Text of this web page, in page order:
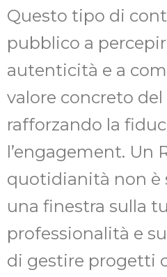
Questo tipo di
pubblico a
autenticità e a
valore concreto
rafforzando la
l’engagement. Un
quotidianità non è
una finestra sulla
professionalità e
di gestire progetti